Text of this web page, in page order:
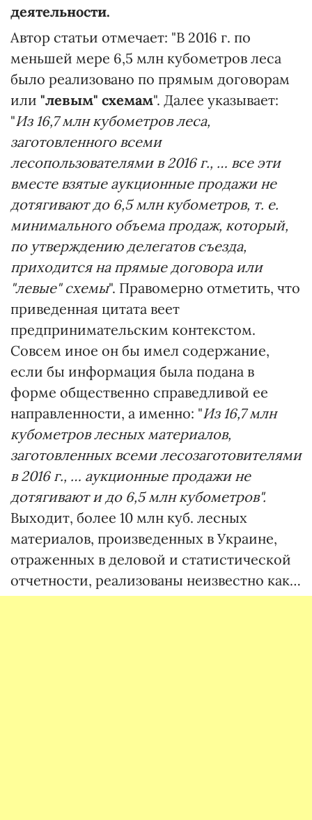
деятельности.
Автор статьи отмечает: "В 2016 г. по
меньшей мере 6,5 млн кубометров леса
было реализовано по прямым договорам
или "левым" схемам". Далее указывает:
"Из 16,7 млн кубометров леса,
заготовленного всеми
лесопользователями в 2016 г., … все эти
вместе взятые аукционные продажи не
дотягивают до 6,5 млн кубометров, т. е.
минимального объема продаж, который,
по утверждению делегатов съезда,
приходится на прямые договора или
"левые" схемы". Правомерно отметить, что
приведенная цитата веет
предпринимательским контекстом.
Совсем иное он бы имел содержание,
если бы информация была подана в
форме общественно справедливой ее
направленности, а именно: "Из 16,7 млн
кубометров лесных материалов,
заготовленных всеми лесозаготовителями
в 2016 г., … аукционные продажи не
дотягивают и до 6,5 млн кубометров".
Выходит, более 10 млн куб. лесных
материалов, произведенных в Украине,
отраженных в деловой и статистической
отчетности, реализованы неизвестно как…